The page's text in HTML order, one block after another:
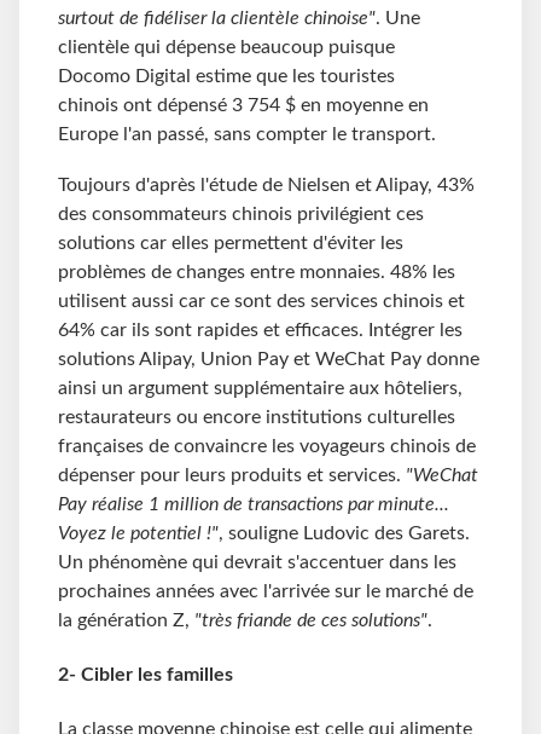
surtout de fidéliser la clientèle chinoise". Une
clientèle qui dépense beaucoup puisque
Docomo Digital estime que les touristes
chinois ont dépensé 3 754 $ en moyenne en
Europe l'an passé, sans compter le transport.
Toujours d'après l'étude de Nielsen et Alipay, 43%
des consommateurs chinois privilégient ces
solutions car elles permettent d'éviter les
problèmes de changes entre monnaies. 48% les
utilisent aussi car ce sont des services chinois et
64% car ils sont rapides et efficaces. Intégrer les
solutions Alipay, Union Pay et WeChat Pay donne
ainsi un argument supplémentaire aux hôteliers,
restaurateurs ou encore institutions culturelles
françaises de convaincre les voyageurs chinois de
dépenser pour leurs produits et services. "WeChat
Pay réalise 1 million de transactions par minute...
Voyez le potentiel !", souligne Ludovic des Garets.
Un phénomène qui devrait s'accentuer dans les
prochaines années avec l'arrivée sur le marché de
la génération Z, "très friande de ces solutions".
2- Cibler les familles
La classe moyenne chinoise est celle qui alimente